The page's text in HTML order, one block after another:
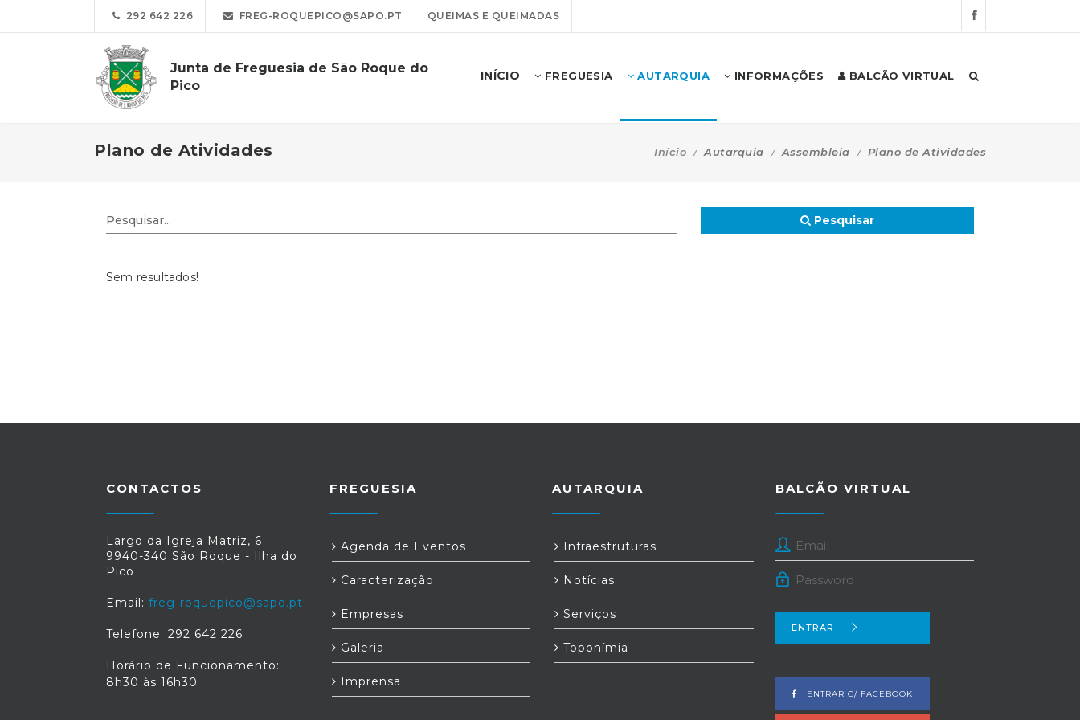
292 642 226 FREG-ROQUEPICO@SAPO.PT QUEIMAS E QUEIMADAS
Junta de Freguesia de São Roque do
Pico
INÍCIO FREGUESIA AUTARQUIA INFORMAÇÕES BALCÃO VIRTUAL
Plano de Atividades Início Autarquia Assembleia Plano de Atividades
Pesquisar
Sem resultados!
CONTACTOS
Largo da Igreja Matriz, 6
9940-340 São Roque - Ilha do
Pico
Email: freg-roquepico@sapo.pt
Telefone: 292 642 226
Horário de Funcionamento:
8h30 às 16h30
FREGUESIA
Agenda de Eventos
Caracterização
Empresas
Galeria
Imprensa
AUTARQUIA
Infraestruturas
Notícias
Serviços
Toponímia
BALCÃO VIRTUAL
ENTRAR
ENTRAR C/ FACEBOOK